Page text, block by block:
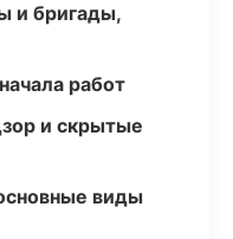
и бригады,
работ
и скрытые
виды